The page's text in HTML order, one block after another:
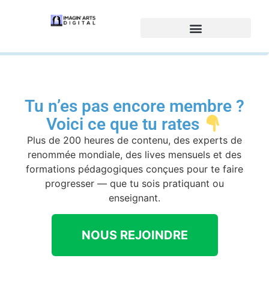
Tu n’es pas encore membre ?
Voici ce que tu rates
Plus de 200 heures de contenu, des experts de
renommée mondiale, des lives mensuels et des
formations pédagogiques conçues pour te faire
progresser — que tu sois pratiquant ou
enseignant.
NOUS REJOINDRE